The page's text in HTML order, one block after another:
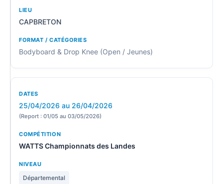
CAPBRETON
Bodyboard & Drop Knee (Open / Jeunes)
25/04/2026 au 26/04/2026
(Report : 01/05 au 03/05/2026)
WATTS Championnats des Landes
Départemental